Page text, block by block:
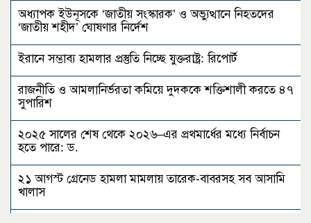
অধ্যাপক ইউনূসকে ‘জাতীয় সংস্কারক’ ও অভ্যুত্থানে নিহতদের
‘জাতীয় শহীদ’ ঘোষণার নির্দেশ
ইরানে সম্ভাব্য হামলার প্রস্তুতি নিচ্ছে যুক্তরাষ্ট্র: রিপোর্ট
রাজনীতি ও আমলানির্ভরতা কমিয়ে দুদককে শক্তিশালী করতে ৪৭
সুপারিশ
২০২৫ সালের শেষ থেকে ২০২৬–এর প্রথমার্ধের মধ্যে নির্বাচন
হতে পারে: ড.
২১ আগস্ট গ্রেনেড হামলা মামলায় তারেক-বাবরসহ সব আসামি
খালাস